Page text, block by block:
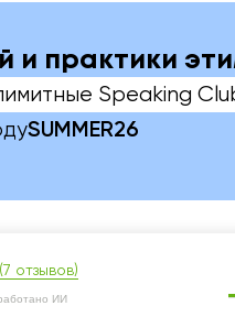
и практики
Speaking
SUMMER26
(7 отзывов)
ИИ